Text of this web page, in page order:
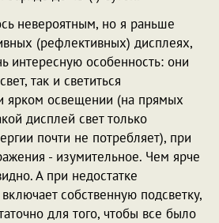
невероятным, но я раньше
(рефлективных) дисплеях,
интересную особенность: они
так и светиться
ярком освещении (на прямых
дисплей свет только
почти не потребляет), при
- изумительное. Чем ярче
А при недостатке
собственную подсветку,
для того, чтобы все было